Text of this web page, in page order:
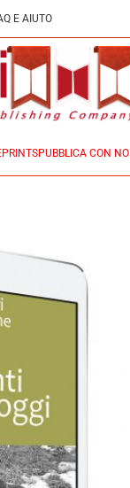
E AIUTO
PUBBLICA CON NOI